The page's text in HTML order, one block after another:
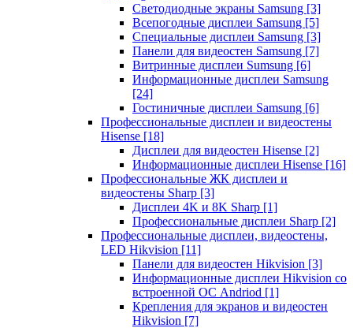
Светодиодные экраны Samsung [3]
Всепогодные дисплеи Samsung [5]
Специальные дисплеи Samsung [3]
Панели для видеостен Samsung [7]
Витринные дисплеи Sumsung [6]
Информационные дисплеи Samsung
[24]
Гостиничные дисплеи Samsung [6]
Профессиональные дисплеи и видеостены
Hisense [18]
Дисплеи для видеостен Hisense [2]
Информационные дисплеи Hisense [16]
Профессиональные ЖК дисплеи и
видеостены Sharp [3]
Дисплеи 4K и 8K Sharp [1]
Профессиональные дисплеи Sharp [2]
Профессиональные дисплеи, видеостены,
LED Hikvision [11]
Панели для видеостен Hikvision [3]
Информационные дисплеи Hikvision со
встроенной ОС Andriod [1]
Крепления для экранов и видеостен
Hikvision [7]